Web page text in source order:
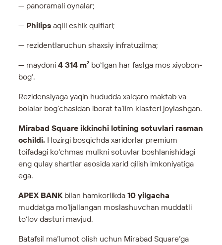
— panoramali oynalar;
— Philips aqlli eshik qulflari;
— rezidentlaruchun shaxsiy infratuzilma;
— maydoni 4 314 m² boʻlgan har faslga mos xiyobon-
bog’.
Rezidensiyaga yaqin hududda xalqaro maktab va
bolalar bog‘chasidan iborat ta’lim klasteri joylashgan.
Mirabad Square ikkinchi lotining sotuvlari rasman
ochildi. Hozirgi bosqichda xaridorlar premium
toifadagi ko‘chmas mulkni sotuvlar boshlanishidagi
eng qulay shartlar asosida xarid qilish imkoniyatiga
ega.
APEX BANKbilan hamkorlikda10 yilgacha
muddatga mo‘ljallangan moslashuvchan muddatli
to‘lov dasturi mavjud.
Batafsil ma’lumot olish uchun Mirabad Square’ga